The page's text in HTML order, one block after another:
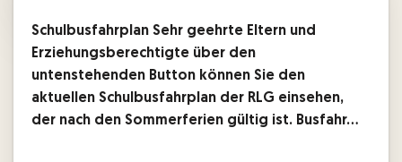
Schulbusfahrplan Sehr geehrte Eltern und
Erziehungsberechtigte über den
untenstehenden Button können Sie den
aktuellen Schulbusfahrplan der RLG einsehen,
der nach den Sommerferien gültig ist. Busfahr…